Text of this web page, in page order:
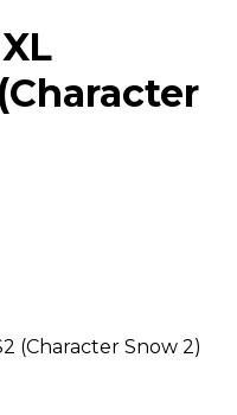
(Character Snow 2)